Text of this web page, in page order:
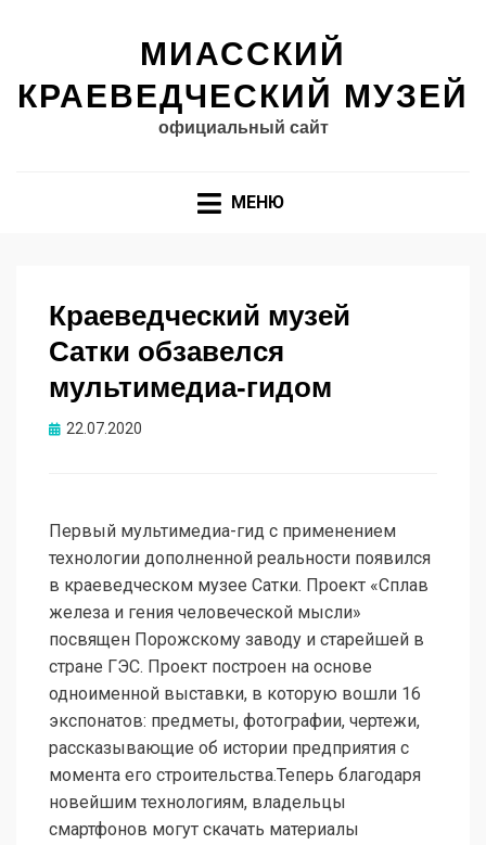
МИАССКИЙ
КРАЕВЕДЧЕСКИЙ МУЗЕЙ
официальный сайт
МЕНЮ
Краеведческий музей
Сатки обзавелся
мультимедиа-гидом
Опубликовано
22.07.2020
Первый мультимедиа-гид с применением
технологии дополненной реальности появился
в краеведческом музее Сатки. Проект «Сплав
железа и гения человеческой мысли»
посвящен Порожскому заводу и старейшей в
стране ГЭС. Проект построен на основе
одноименной выставки, в которую вошли 16
экспонатов: предметы, фотографии, чертежи,
рассказывающие об истории предприятия с
момента его строительства.Теперь благодаря
новейшим технологиям, владельцы
смартфонов могут скачать материалы